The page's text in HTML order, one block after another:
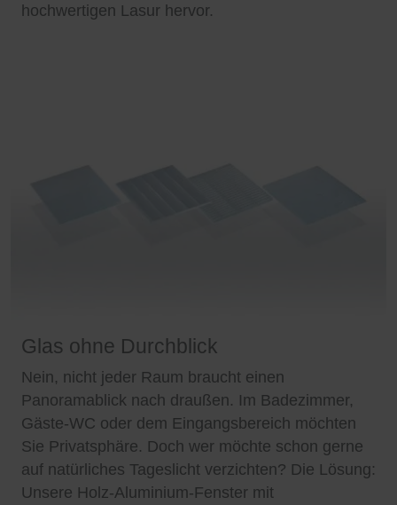
hochwertigen Lasur hervor.
Glas ohne Durchblick
Nein, nicht jeder Raum braucht einen
Panoramablick nach draußen. Im Badezimmer,
Gäste-WC oder dem Eingangsbereich möchten
Sie Privatsphäre. Doch wer möchte schon gerne
auf natürliches Tageslicht verzichten? Die Lösung:
Unsere Holz-Aluminium-Fenster mit